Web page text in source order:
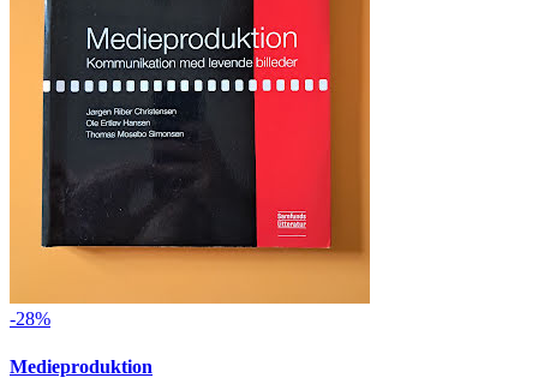
-28%
Medieproduktion